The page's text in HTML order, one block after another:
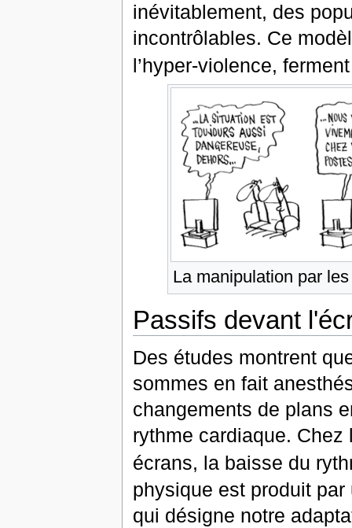
inévitablement, des
incontrôlables. Ce
l’hyper-violence,
La manipulation par
Passifs devant
Des études montrent
sommes en fait
changements de plans
rythme cardiaque.
écrans, la baisse du
physique est produit par
qui désigne notre